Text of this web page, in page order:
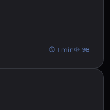
1 min 98